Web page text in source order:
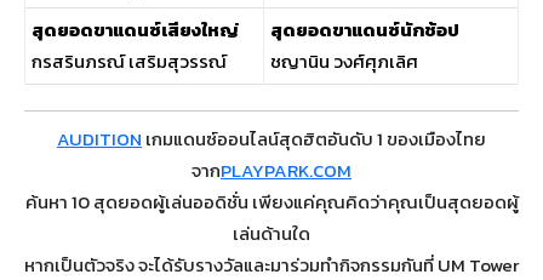
สุดยอดขาแดนซ์เสียงใหญ่
กรสรินภรณ์ เสริมสุวรรณ์
สุดยอดขาแดนซ์นักช้อป
ชญานิน วงศ์ศุภเลิศ
AUDITION เกมแดนซ์ออนไลน์สุดฮิตอันดับ 1 ของเมืองไทย
จากPLAYPARK.COM
ค้นหา 10 สุดยอดผู้เล่นออดิชั่น เพียงแค่คุณคิดว่าคุณเป็นสุดยอดผู้
เล่นด้านใด
หากเป็นตัวจริง จะได้รับรางวัลและมาร่วมทำกิจกรรมกันที่ UM Tower